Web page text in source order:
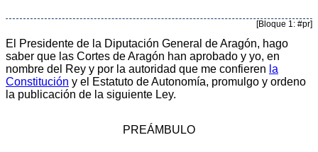
[Bloque 1: #pr]
El Presidente de la Diputación General de Aragón, hago
saber que las Cortes de Aragón han aprobado y yo, en
nombre del Rey y por la autoridad que me confieren la
Constitución y el Estatuto de Autonomía, promulgo y ordeno
la publicación de la siguiente Ley.
PREÁMBULO